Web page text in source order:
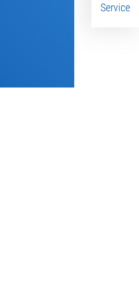
Service